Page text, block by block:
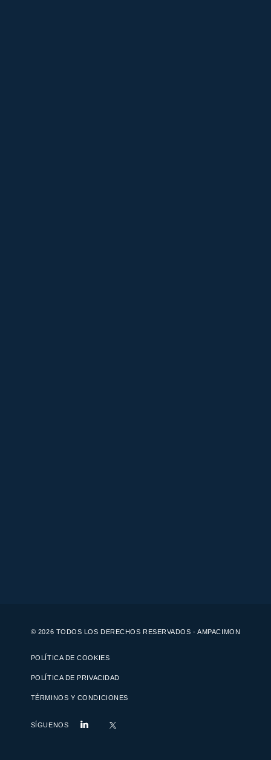
© 2026 TODOS LOS DERECHOS RESERVADOS - AMPACIMON
POLÍTICA DE COOKIES
POLÍTICA DE PRIVACIDAD
TÉRMINOS Y CONDICIONES
SÍGUENOS